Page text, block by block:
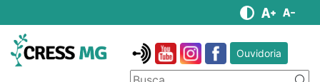
Ouvidoria